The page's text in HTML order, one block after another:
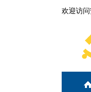
欢迎访